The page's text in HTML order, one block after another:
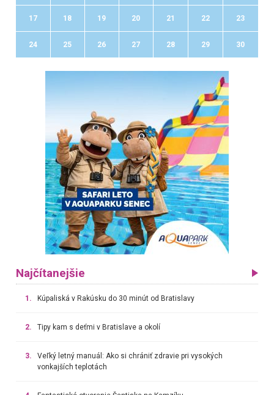
17 18 19 20 21 22 23
24 25 26 27 28 29 30
Najčítanejšie
1. Kúpaliská v Rakúsku do 30 minút od Bratislavy
2. Tipy kam s deťmi v Bratislave a okolí
3.
Veľký letný manuál: Ako si chrániť zdravie pri vysokých
vonkajších teplotách